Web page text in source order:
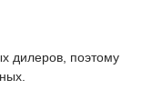
дилеров, поэтому